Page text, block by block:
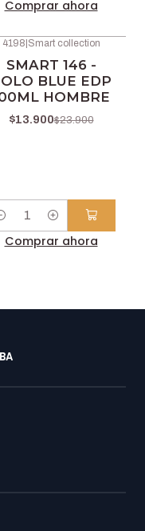
Comprar ahora
4198|Smart collection
SMART 146 -
BLUE EDP
HOMBRE
$13.900$23.900
Comprar ahora